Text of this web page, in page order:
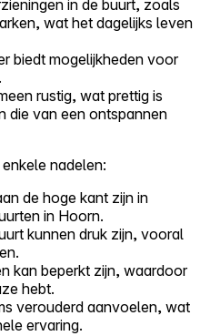
in de buurt, zoals
wat het dagelijks leven
biedt mogelijkheden voor
rustig, wat prettig is
die van een ontspannen
nadelen:
de hoge kant zijn in
in Hoorn.
kunnen druk zijn, vooral
kan beperkt zijn, waardoor
hebt.
verouderd aanvoelen, wat
ervaring.